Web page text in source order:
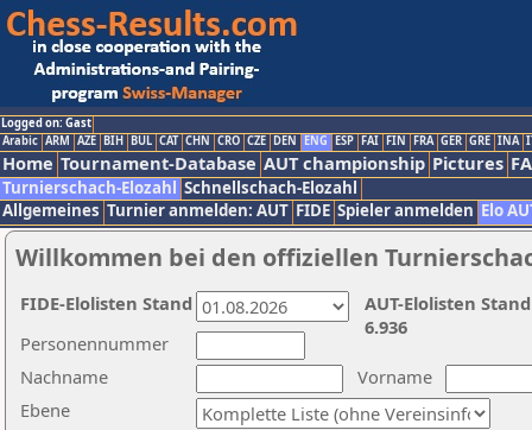
Logged on: Gast
Arabic ARM AZE BIH BUL CAT CHN CRO CZE DEN ENG ESP FAI FIN FRA GER GRE INA
Home Tournament-Database AUT championship Pictures
Turnierschach-Elozahl Schnellschach-Elozahl
Allgemeines Turnier anmelden: AUT FIDE Spieler anmelden Elo
Willkommen bei den offiziellen
Nachname
Vorname
Ebene
Personennummer
AUT-Elolisten
6.936
FIDE-Elolisten Stand